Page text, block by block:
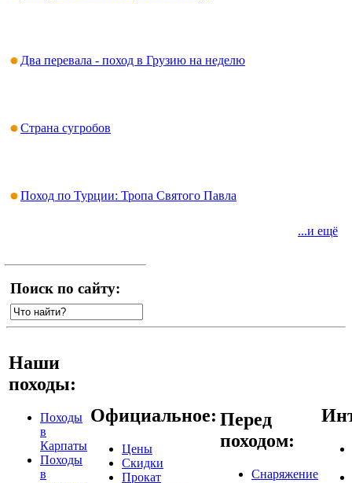
Два перевала - поход в Грузию на неделю
Страна сугробов
Поход по Турции: Тропа Святого Павла
...и ещё
Поиск по сайту:
Наши
походы:
Походы
в
Карпаты
Походы
в
Официальное:
Цены
Скидки
Прокат
Перед
походом:
Снаряжение